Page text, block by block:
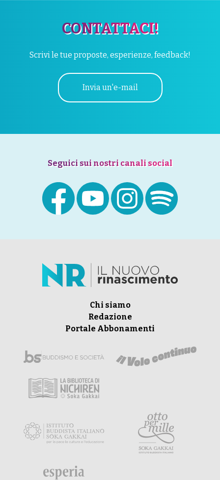
CONTATTACI!
Scrivi le tue proposte, esperienze, feedback!
Invia un'e-mail
Seguici sui nostri canali social
Chi siamo
Redazione
Portale Abbonamenti